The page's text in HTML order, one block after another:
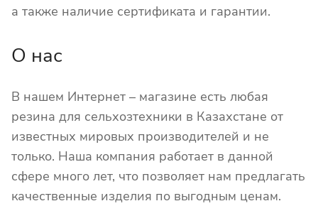
а также наличие сертификата и гарантии.
О нас
В нашем Интернет – магазине есть любая
резина для сельхозтехники в Казахстане от
известных мировых производителей и не
только. Наша компания работает в данной
сфере много лет, что позволяет нам предлагать
качественные изделия по выгодным ценам.